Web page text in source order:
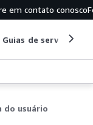
em contato conosco
Guias de serviço
do usuário